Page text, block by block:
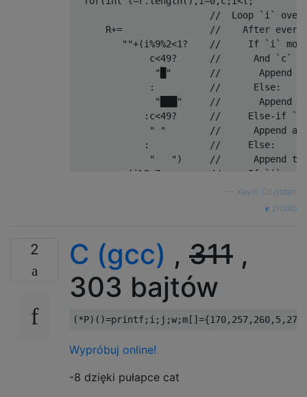
//  Loop `i` over
      R
+=
//    After every
""+(i%9%2<1?
//     If `i`
              c
<49?
//      And `c`
"█"
//       Append a
:
//      Else:
"███"
//       Append
: c<49?
//     Else-if
" "
//      Append a
:
//     Else:
"   " )
//      Append
+( i% 9 7
//     If `i`
//     and this is
//      Append a
    c
= i);
//   Set `c` to
return R;} //  Return the
Kevin Cruijssen
źródło
2 C (gcc) , 311 ,
303 bajtów
(*P)()=printf; i ; j ;w;m []={170, 257, 260, 5, 272
Wypróbuj online!
-8 dzięki pułapce cat